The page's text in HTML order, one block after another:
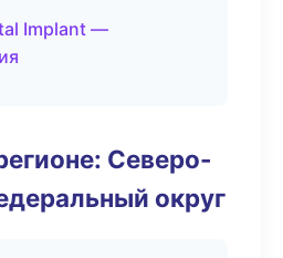
Implant —
Северо-
округ